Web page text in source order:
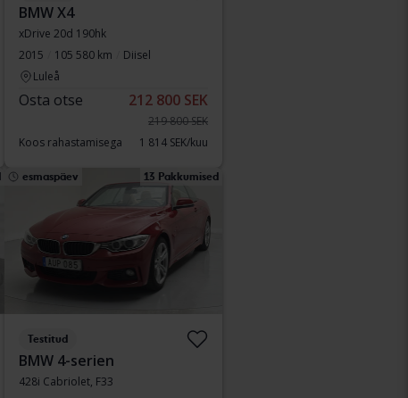
BMW X4
xDrive 20d 190hk
2015
105 580 km
Diisel
Luleå
Osta otse 212 800 SEK
219 800 SEK
Koos rahastamisega
1 814 SEK/kuu
esmaspäev 13 Pakkumised
Testitud
BMW 4-serien
428i Cabriolet, F33